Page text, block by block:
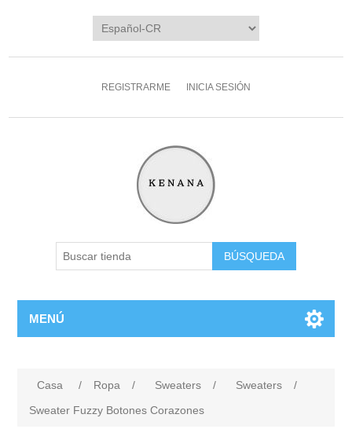
REGISTRARME INICIA SESIÓN
MENÚ
Casa / Ropa / Sweaters / Sweaters
/
Sweater Fuzzy Botones Corazones